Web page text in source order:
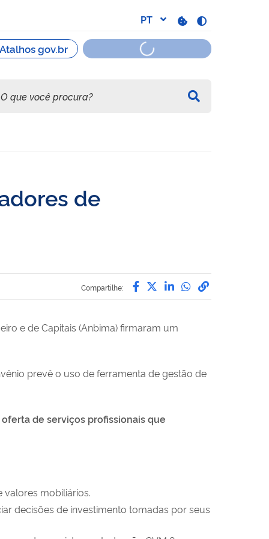
de
Compartilhe: Compartilhe por
Compartilhe por
Compartilhe por
Compartilhe
link para
e de Capitais (Anbima) firmaram um
prevê o uso de ferramenta de gestão de
de serviços profissionais que
valores mobiliários.
decisões de investimento tomadas por seus